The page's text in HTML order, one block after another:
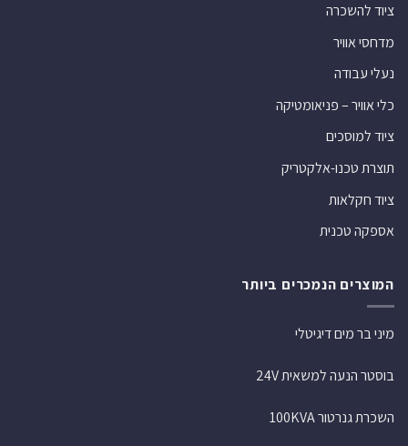
ציוד להשכרה
מדחסי אוויר
נעלי עבודה
כלי אוויר – פניאומטיקה
ציוד למוסכים
תוצרת טכנו-אלקטריק
ציוד חקלאות
אספקה טכנית
המוצרים הנמכרים ביותר
מיני בר מים דיגיטלי
בוסטר הנעה למשאית 24V
השכרת גנרטור 100KVA